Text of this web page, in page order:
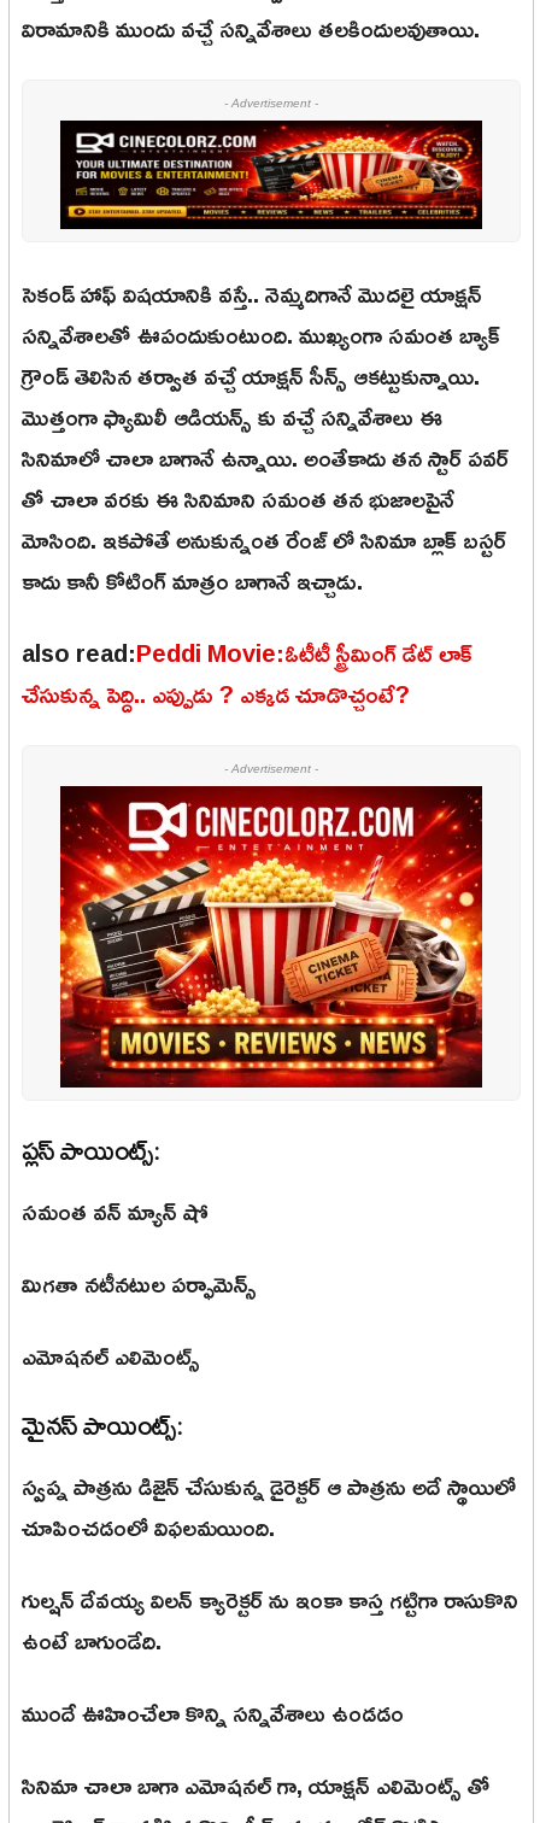
విరామానికి ముందు వచ్చే సన్నివేశాలు తలకిందులవుతాయి.
- Advertisement -
సెకండ్ హాఫ్ విషయానికి వస్తే.. నెమ్మదిగానే మొదలై యాక్షన్
సన్నివేశాలతో ఊపందుకుంటుంది. ముఖ్యంగా సమంత బ్యాక్
గ్రౌండ్ తెలిసిన తర్వాత వచ్చే యాక్షన్ సీన్స్ ఆకట్టుకున్నాయి.
మొత్తంగా ఫ్యామిలీ ఆడియన్స్ కు వచ్చే సన్నివేశాలు ఈ
సినిమాలో చాలా బాగానే ఉన్నాయి. అంతేకాదు తన స్టార్ పవర్
తో చాలా వరకు ఈ సినిమాని సమంత తన భుజాలపైనే
మోసింది. ఇకపోతే అనుకున్నంత రేంజ్ లో సినిమా బ్లాక్ బస్టర్
కాదు కానీ కోటింగ్ మాత్రం బాగానే ఇచ్చాడు.
also read:Peddi Movie:ఓటీటీ స్ట్రీమింగ్ డేట్ లాక్
చేసుకున్న పెద్ది.. ఎప్పుడు ? ఎక్కడ చూడొచ్చంటే?
- Advertisement -
ప్లస్ పాయింట్స్:
సమంత వన్ మ్యాన్ షో
మిగతా నటీనటుల పర్ఫామెన్స్
ఎమోషనల్ ఎలిమెంట్స్
మైనస్ పాయింట్స్:
స్వప్న పాత్రను డిజైన్ చేసుకున్న డైరెక్టర్ ఆ పాత్రను అదే స్థాయిలో
చూపించడంలో విఫలమయింది.
గుల్షన్ దేవయ్య విలన్ క్యారెక్టర్ ను ఇంకా కాస్త గట్టిగా రాసుకొని
ఉంటే బాగుండేది.
ముందే ఊహించేలా కొన్ని సన్నివేశాలు ఉండడం
సినిమా చాలా బాగా ఎమోషనల్ గా, యాక్షన్ ఎలిమెంట్స్ తో